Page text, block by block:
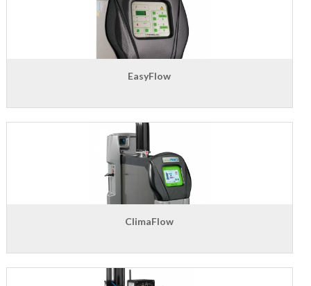
EasyFlow
ClimaFlow